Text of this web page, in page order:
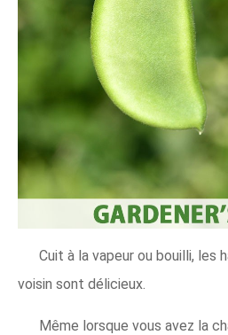
Cuit à la vapeur ou bouilli, les
voisin sont délicieux.
Même lorsque vous avez la